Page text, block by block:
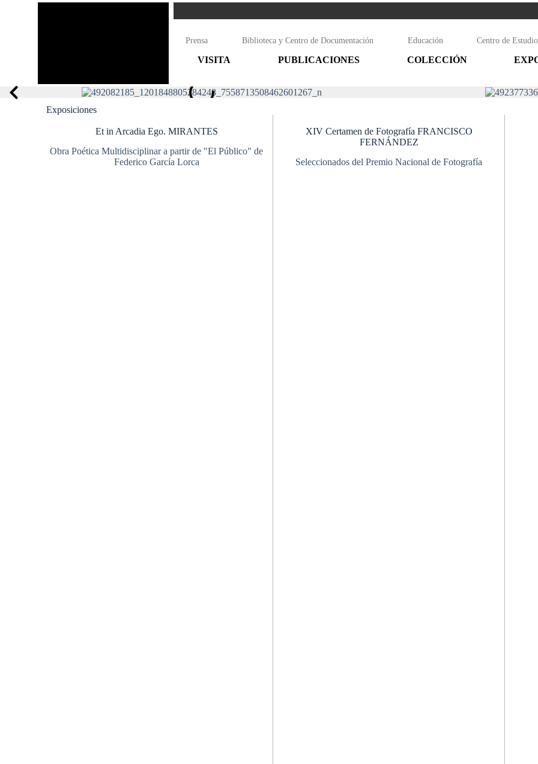
Prensa Biblioteca y Centro de Documentación Educación Centro de
VISITA PUBLICACIONES COLECCIÓN
Exposiciones
Et in Arcadia Ego. MIRANTES
Obra Poética Multidisciplinar a partir de "El Público" de
Federico García Lorca
XIV Certamen de Fotografía FRANCISCO
FERNÁNDEZ
Seleccionados del Premio Nacional de Fotografía